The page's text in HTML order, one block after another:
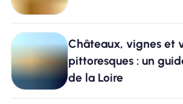
Pour le business
Châteaux, vignes et
pittoresques : un
de la Loire